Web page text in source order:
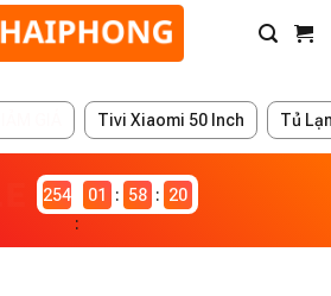
Tivi Xiaomi 50 Inch Tủ
2546982
01 58 20